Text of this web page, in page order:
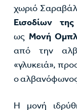
χωριό
Εισοδίων
ως Μονή
από την
«γλυκειά»,
ο
Η μονή